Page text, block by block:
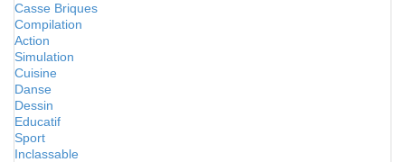
Casse Briques
Compilation
Action
Simulation
Cuisine
Danse
Dessin
Educatif
Sport
Inclassable